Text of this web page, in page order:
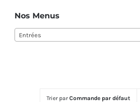
Trier parCommande par défaut
Nos Menus
Entrées